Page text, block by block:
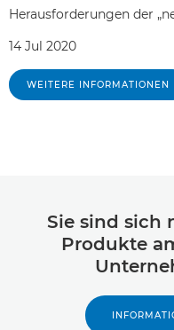
Herausforderungen der
14 Jul 2020
WEITERE INFORMATIONEN
Sie sind sich
Produkte